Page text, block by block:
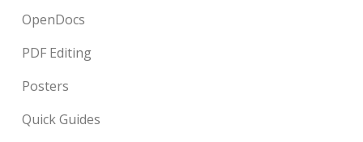
OpenDocs
PDF Editing
Posters
Quick Guides